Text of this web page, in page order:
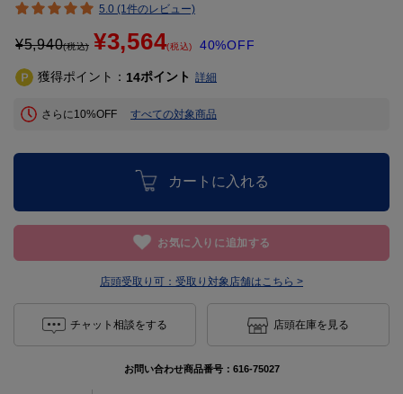
5.0 (1件のレビュー)
¥5,940(税込) ¥3,564(税込) 40%OFF
獲得ポイント： 14ポイント 詳細
さらに10%OFF すべての対象商品
カートに入れる
お気に入りに追加する
店頭受取り可： 受取り対象店舗はこちら >
チャット相談をする 店頭在庫を見る
お問い合わせ商品番号： 616-75027